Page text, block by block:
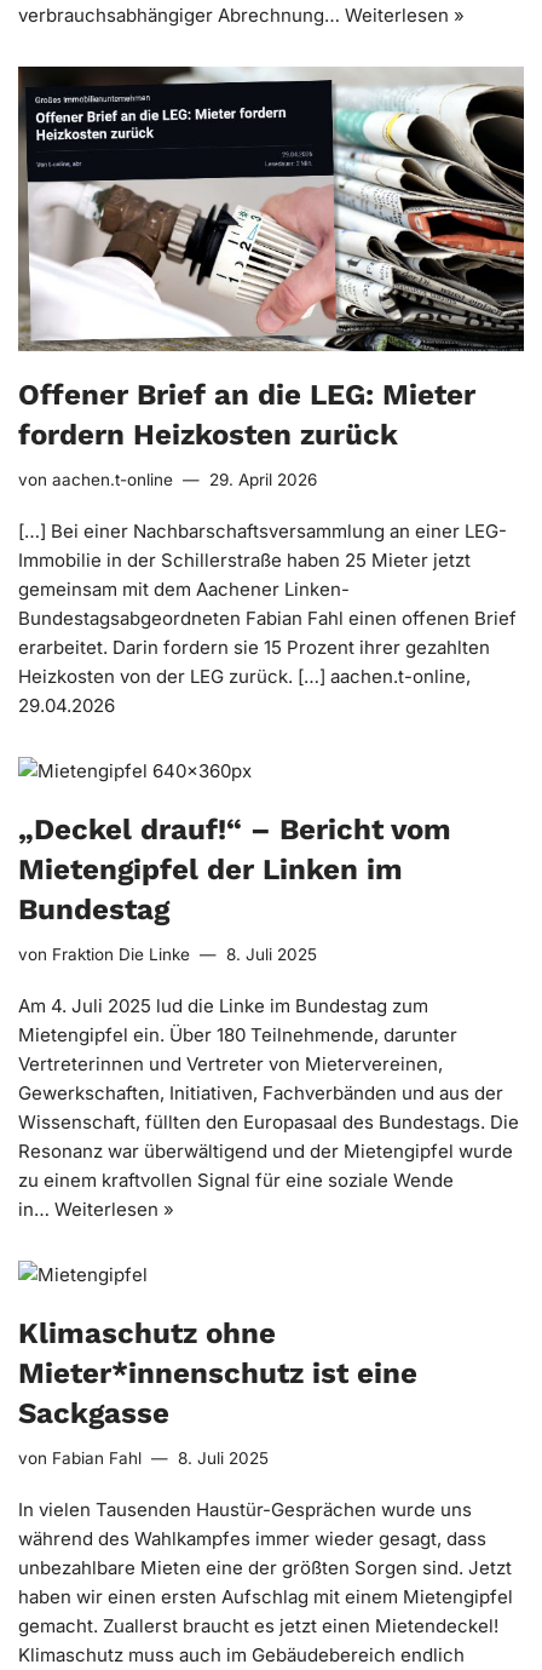
verbrauchsabhängiger Abrechnung… Weiterlesen »
Offener Brief an die LEG: Mieter
fordern Heizkosten zurück
von aachen.t-online 29. April 2026
[…] Bei einer Nachbarschaftsversammlung an einer LEG-
Immobilie in der Schillerstraße haben 25 Mieter jetzt
gemeinsam mit dem Aachener Linken-
Bundestagsabgeordneten Fabian Fahl einen offenen Brief
erarbeitet. Darin fordern sie 15 Prozent ihrer gezahlten
Heizkosten von der LEG zurück. […] aachen.t-online,
29.04.2026
„Deckel drauf!“ – Bericht vom
Mietengipfel der Linken im
Bundestag
von Fraktion Die Linke 8. Juli 2025
Am 4. Juli 2025 lud die Linke im Bundestag zum
Mietengipfel ein. Über 180 Teilnehmende, darunter
Vertreterinnen und Vertreter von Mietervereinen,
Gewerkschaften, Initiativen, Fachverbänden und aus der
Wissenschaft, füllten den Europasaal des Bundestags. Die
Resonanz war überwältigend und der Mietengipfel wurde
zu einem kraftvollen Signal für eine soziale Wende
in… Weiterlesen »
Klimaschutz ohne
Mieter*innenschutz ist eine
Sackgasse
von Fabian Fahl 8. Juli 2025
In vielen Tausenden Haustür-Gesprächen wurde uns
während des Wahlkampfes immer wieder gesagt, dass
unbezahlbare Mieten eine der größten Sorgen sind. Jetzt
haben wir einen ersten Aufschlag mit einem Mietengipfel
gemacht. Zuallerst braucht es jetzt einen Mietendeckel!
Klimaschutz muss auch im Gebäudebereich endlich